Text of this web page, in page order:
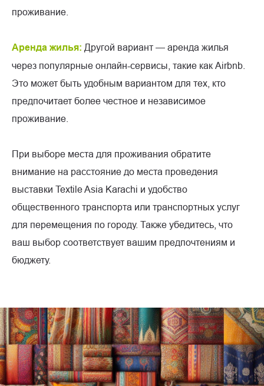
проживание.
Аренда жилья: Другой вариант — аренда жилья
через популярные онлайн-сервисы, такие как Airbnb.
Это может быть удобным вариантом для тех, кто
предпочитает более честное и независимое
проживание.
При выборе места для проживания обратите
внимание на расстояние до места проведения
выставки Textile Asia Karachi и удобство
общественного транспорта или транспортных услуг
для перемещения по городу. Также убедитесь, что
ваш выбор соответствует вашим предпочтениям и
бюджету.